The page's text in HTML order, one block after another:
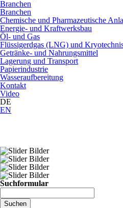
Branchen
Branchen
Chemische und Pharmazeutische
Energie- und Kraftwerksbau
Öl- und Gas
Flüssigerdgas (LNG) und
Getränke- und Nahrungsmittel
Lagerung und Transport
Papierindustrie
Wasseraufbereitung
Kontakt
Video
DE
EN
Suchformular